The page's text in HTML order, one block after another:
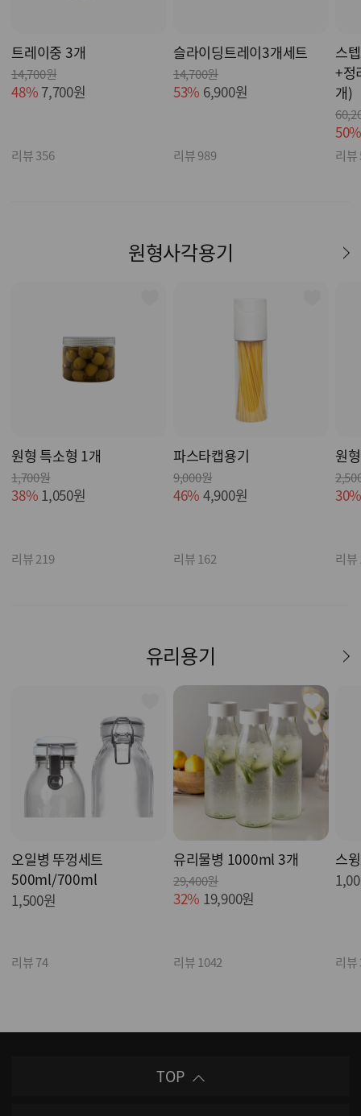
트레이중 3개
14,700원
48% 7,700원
리뷰 356
슬라이딩트레이3개세트
14,700원
53% 6,900원
리뷰 989
스
+정
개)
리뷰
원형사각용기
원형 특소형 1개
1,700원
38% 1,050원
리뷰 219
파스타캡용기
9,000원
46% 4,900원
리뷰 162
원
리뷰
유리용기
오일병 뚜껑세트
500ml/700ml
1,500원
리뷰 74
유리물병 1000ml 3개
29,400원
32% 19,900원
리뷰 1042
스
리뷰
TOP